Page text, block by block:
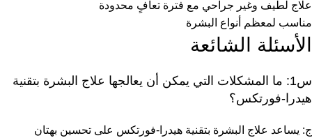
علاج لطيف وغير جراحي مع فترة تعافٍ محدودة
مناسب لمعظم أنواع البشرة
الأسئلة الشائعة
س1: ما المشكلات التي يمكن أن يعالجها علاج البشرة بتقنية
هيدرا-فورتكس؟
ج: يساعد علاج البشرة بتقنية هيدرا-فورتكس على تحسين بهتان